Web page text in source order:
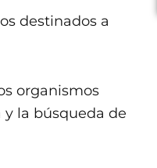
destinados a
organismos
la búsqueda de